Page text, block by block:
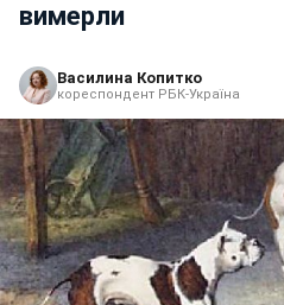
вимерли
Василина Копитко
кореспондент РБК-Україна